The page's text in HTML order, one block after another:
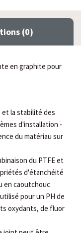
(0)
en graphite pour
la stabilité des
d'installation -
du matériau sur
du PTFE et
d'étanchéité
en caoutchouc
pour un PH de
oxydants, de fluor